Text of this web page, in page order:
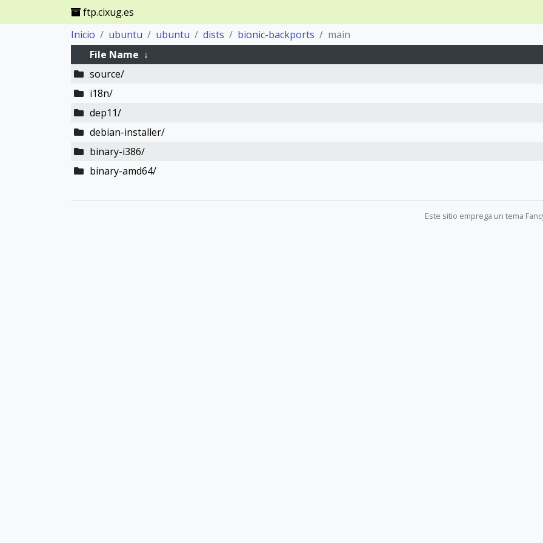
ftp.cixug.es
Inicio
ubuntu ubuntu dists bionic-backports
main
File Name ↓
source/
i18n/
dep11/
debian-installer/
binary-i386/
binary-amd64/
Este sitio emprega un tema